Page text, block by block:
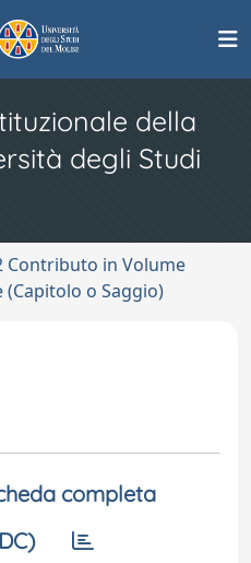
della
degli Studi
Contributo in Volume
o Saggio)
completa